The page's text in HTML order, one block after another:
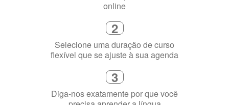
Selecione uma duração de curso
flexível que se ajuste à sua agenda
Diga-nos exatamente por que você
precisa aprender a língua